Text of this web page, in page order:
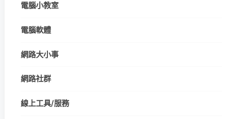
電腦小教室
電腦軟體
網路大小事
網路社群
線上工具/服務